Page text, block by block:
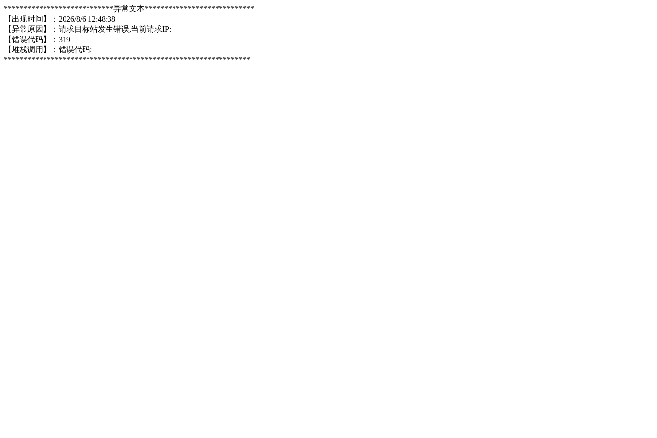
****************************异常文本****************************
【出现时间】：2026/8/6 12:48:38
【异常原因】：请求目标站发生错误,当前请求IP:
【错误代码】：319
【堆栈调用】：错误代码:
***************************************************************